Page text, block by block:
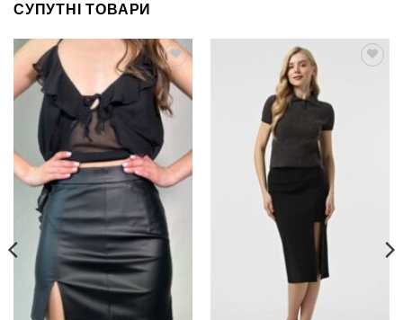
СУПУТНІ ТОВАРИ